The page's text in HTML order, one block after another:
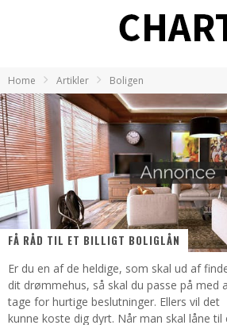
Home Artikler Boligen
FÅ RÅD TIL ET BILLIGT BOLIGLÅN
Er du en af de heldige, som skal ud af
dit drømmehus, så skal du passe på med
tage for hurtige beslutninger. Ellers vil det
kunne koste dig dyrt. Når man skal låne